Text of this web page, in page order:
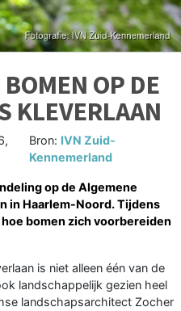
OP DE
KLEVERLAAN
Bron: IVN Zuid-
Kennemerland
op de Algemene
in Haarlem-Noord. Tijdens
bomen zich voorbereiden
is niet alleen één van de
landschappelijk gezien heel
landschapsarchitect Zocher